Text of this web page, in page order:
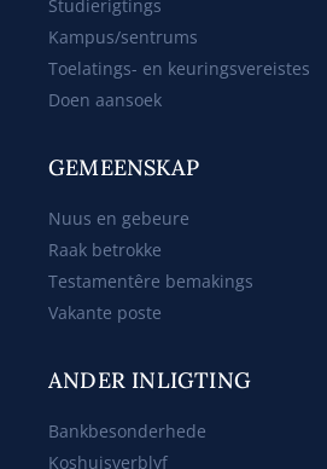
Studierigtings
Kampus/sentrums
Toelatings- en keuringsvereistes
Doen aansoek
GEMEENSKAP
Nuus en gebeure
Raak betrokke
Testamentêre bemakings
Vakante poste
ANDER INLIGTING
Bankbesonderhede
Koshuisverblyf